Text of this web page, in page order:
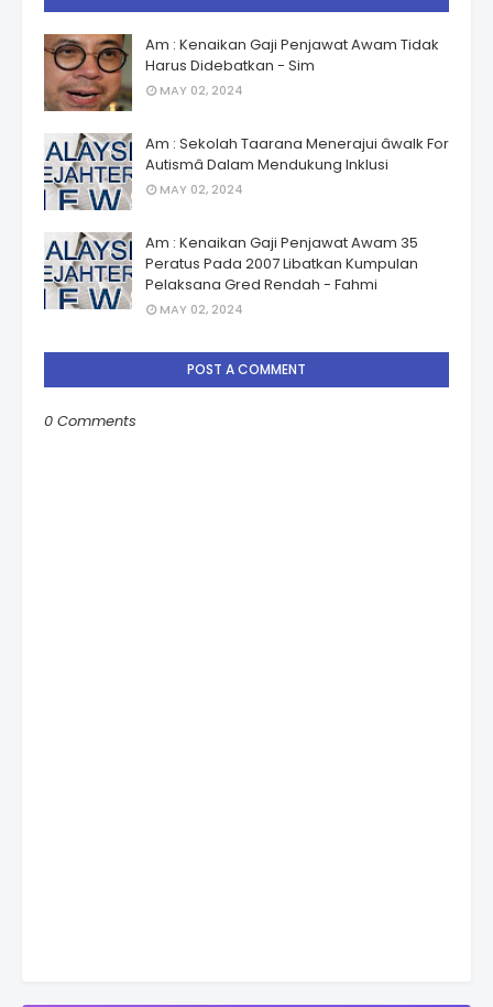
Am : Kenaikan Gaji Penjawat Awam Tidak
Harus Didebatkan - Sim
MAY 02, 2024
Am : Sekolah Taarana Menerajui âwalk For
Autismâ Dalam Mendukung Inklusi
MAY 02, 2024
Am : Kenaikan Gaji Penjawat Awam 35
Peratus Pada 2007 Libatkan Kumpulan
Pelaksana Gred Rendah - Fahmi
MAY 02, 2024
POST A COMMENT
0 Comments